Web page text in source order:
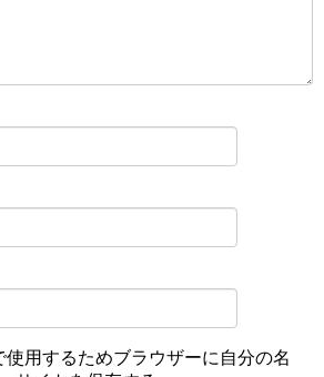
使用するためブラウザーに自分の名